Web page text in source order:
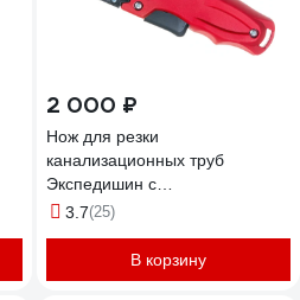
2 000 ₽
Нож для резки
канализационных труб
Экспедишин с
фаскоснимателем, диаметр
ЭК-05202021
3.7(25)
В корзину